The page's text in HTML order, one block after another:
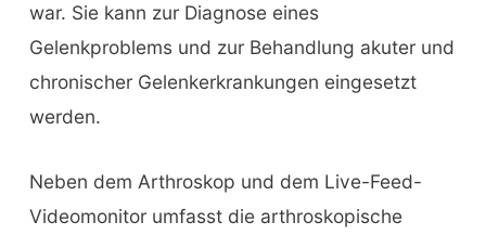
war. Sie kann zur Diagnose eines
Gelenkproblems und zur Behandlung akuter und
chronischer Gelenkerkrankungen eingesetzt
werden.
Neben dem Arthroskop und dem Live-Feed-
Videomonitor umfasst die arthroskopische